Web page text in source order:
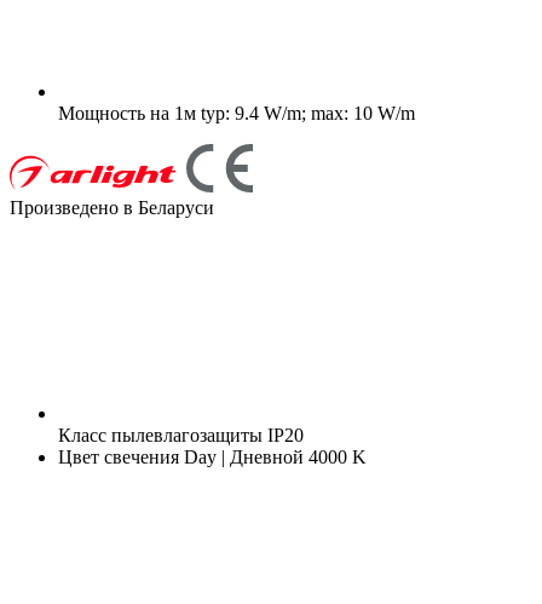
Мощность на 1м typ: 9.4 W/m; max: 10 W/m
Произведено в Беларуси
Класс пылевлагозащиты IP20
Цвет свечения Day | Дневной 4000 K